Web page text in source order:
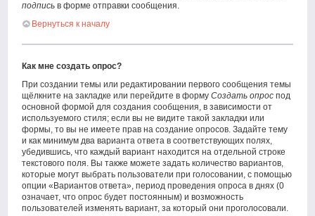
подпись в форме отправки сообщения.
Вернуться к началу
Как мне создать опрос?
При создании темы или редактировании первого сообщения темы
щёлкните на закладке или перейдите в формуСоздать опрос под
основной формой для создания сообщения, в зависимости от
используемого стиля; если вы не видите такой закладки или
формы, то вы не имеете прав на создание опросов. Задайте тему
и как минимум два варианта ответа в соответствующих полях,
убедившись, что каждый вариант находится на отдельной строке
текстового поля. Вы также можете задать количество вариантов,
которые могут выбрать пользователи при голосовании, с помощью
опции «Вариантов ответа», период проведения опроса в днях (0
означает, что опрос будет постоянным) и возможность
пользователей изменять вариант, за который они проголосовали.